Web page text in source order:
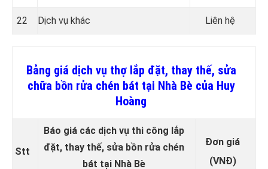
22 Dịch vụ khác Liên hệ
Bảng giá dịch vụ thợ lắp đặt, thay thế, sửa
chữa bồn rửa chén bát tại Nhà Bè của Huy
Hoàng
Stt
Báo giá các dịch vụ thi công lắp
đặt, thay thế, sửa bồn rửa chén
bát tại Nhà Bè
Đơn giá
(VNĐ)